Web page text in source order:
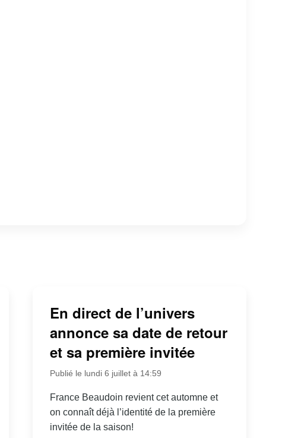
En direct de l’univers
annonce sa date de retour
et sa première invitée
Publié le lundi 6 juillet à 14:59
France Beaudoin revient cet automne et
on connaît déjà l’identité de la première
invitée de la saison!